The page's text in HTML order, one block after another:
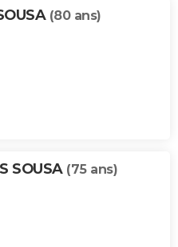
(80 ans)
SOUSA (75 ans)